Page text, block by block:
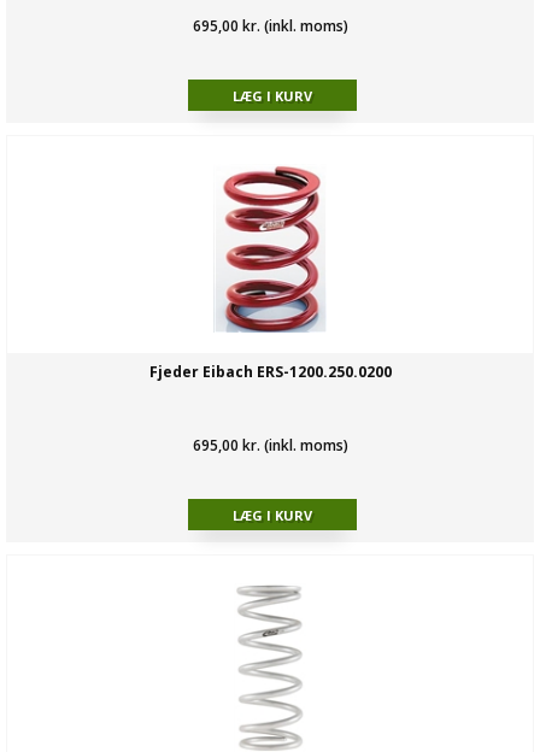
695,00 kr. (inkl. moms)
Fjeder Eibach ERS-1200.250.0200
695,00 kr. (inkl. moms)